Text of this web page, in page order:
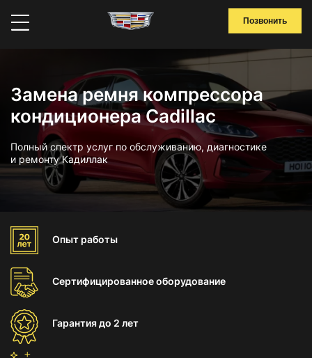
Позвонить
Замена ремня компрессора
кондиционера Cadillac
Полный спектр услуг по обслуживанию, диагностике
и ремонту Кадиллак
Опыт работы
Сертифицированноеоборудование
Гарантиядо 2 лет